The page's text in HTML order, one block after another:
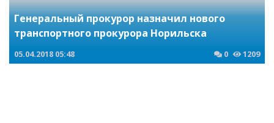
Генеральный прокурор назначил нового
транспортного прокурора Норильска
05.04.2018 05:48 0 1209